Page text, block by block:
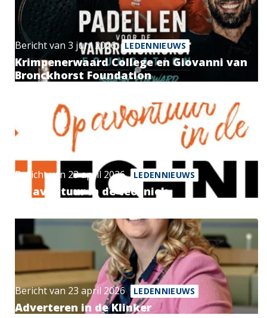
Bericht van 3 juni 2026 LEDENNIEUWS
Krimpenerwaard College en Giovanni van
Bronckhorst Foundation
Bericht van 23 april 2026 LEDENNIEUWS
Op avontuur in de techniek
Bericht van 23 april 2026 LEDENNIEUWS
Adverteren in de Klinker